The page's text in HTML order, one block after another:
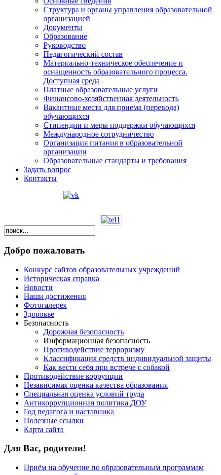
Структура и органы управления образовательной
организацией
Документы
Образование
Руководство
Педагогический состав
Материально-техническое обеспечение и
оснащенность образовательного процесса.
Доступная среда
Платные образовательные услуги
Финансово-хозяйственная деятельность
Вакантные места для приема (перевода)
обучающихся
Стипендии и меры поддержки обучающихся
Международное сотрудничество
Организация питания в образовательной
организации
Образовательные стандарты и требования
Задать вопрос
Контакты
Добро пожаловать
Конкурс сайтов образовательных учреждений
Историческая справка
Новости
Наши достижения
Фотогалерея
Здоровье
Безопасность
Дорожная безопасность
Информационная безопасность
Противодействие терроризму
Классификация средств индивидуальной защиты
Как вести себя при встрече с собакой
Противодействие коррупции
Независимая оценка качества образования
Специальная оценка условий труда
Антикоррупционная политика ДОУ
Год педагога и наставника
Полезные ссылки
Карта сайта
Для Вас, родители!
Приём на обучение по образовательным программам